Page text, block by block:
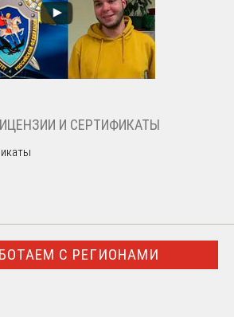
И СЕРТИФИКАТЫ
С РЕГИОНАМИ